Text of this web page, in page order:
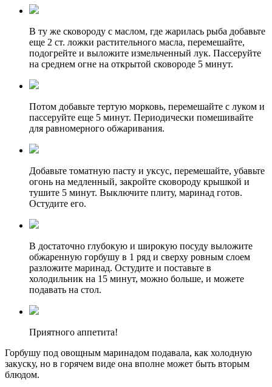
В ту же сковороду с маслом, где жарилась рыба добавьте
еще 2 ст. ложки растительного масла, перемешайте,
подогрейте и выложите измельченный лук. Пассеруйте
на среднем огне на открытой сковороде 5 минут.
Потом добавьте тертую морковь, перемешайте с луком и
пассеруйте еще 5 минут. Периодически помешивайте
для равномерного обжаривания.
Добавьте томатную пасту и уксус, перемешайте, убавьте
огонь на медленный, закройте сковороду крышкой и
тушите 5 минут. Выключите плиту, маринад готов.
Остудите его.
В достаточно глубокую и широкую посуду выложите
обжаренную горбушу в 1 ряд и сверху ровным слоем
разложите маринад. Остудите и поставьте в
холодильник на 15 минут, можно больше, и можете
подавать на стол.
Приятного аппетита!
Горбушу под овощным маринадом подавала, как холодную
закуску, но в горячем виде она вполне может быть вторым
блюдом.